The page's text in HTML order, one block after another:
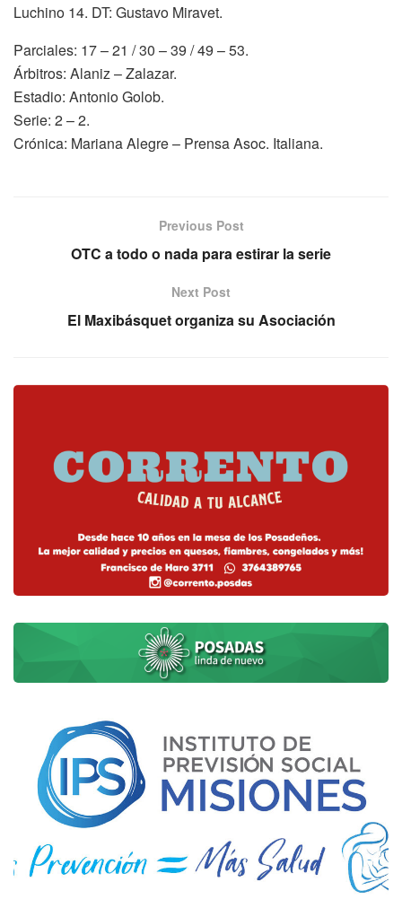
Luchino 14. DT: Gustavo Miravet.
Parciales: 17 – 21 / 30 – 39 / 49 – 53.
Árbitros: Alaniz – Zalazar.
Estadio: Antonio Golob.
Serie: 2 – 2.
Crónica: Mariana Alegre – Prensa Asoc. Italiana.
Previous Post
OTC a todo o nada para estirar la serie
Next Post
El Maxibásquet organiza su Asociación